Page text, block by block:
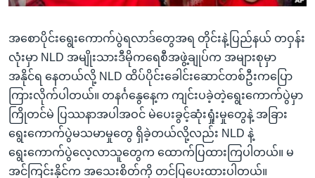
သို့
ရှာဖွေ
ရန်
နေရာ
ကျော်
ဗွီအိုအေ လူမှုကွန်ယက်များ
ဘာသာစကားများ
အစောပိုင်းရွေးကောက်ပွဲရလာဒ်တွေအရ တိုင်းနဲ့ပြည်နယ် တဝှန်း
လုံးမှာ NLD အမျိုးသားဒီမိုကရေစီအဖွဲ့ချုပ်က အများစုမှာ
အနိုင်ရ နေတယ်လို့ NLD ထိပ်ပိုင်းခေါင်းဆောင်တစ်ဦးကပြော
ကြားလိုက်ပါတယ်။ တနင်္ဂနွေနေ့က ကျင်းပခဲ့တဲ့ရွေးကောက်ပွဲမှာ
ကြိုတင်မဲ ပြဿနာအပါအဝင် မဲပေးခွင့်ဆုံးရှုံးမှုတွေနဲ့ အခြား
ရွေးကောက်ပွဲမသမာမှုတွေ ရှိခဲ့တယ်လို့လည်း NLD နဲ့
ရွေးကောက်ပွဲလေ့လာသူတွေက ထောက်ပြထားကြပါတယ်။ မ
အင်ကြင်းနိုင်က အသေးစိတ်ကို တင်ပြပေးထားပါတယ်။